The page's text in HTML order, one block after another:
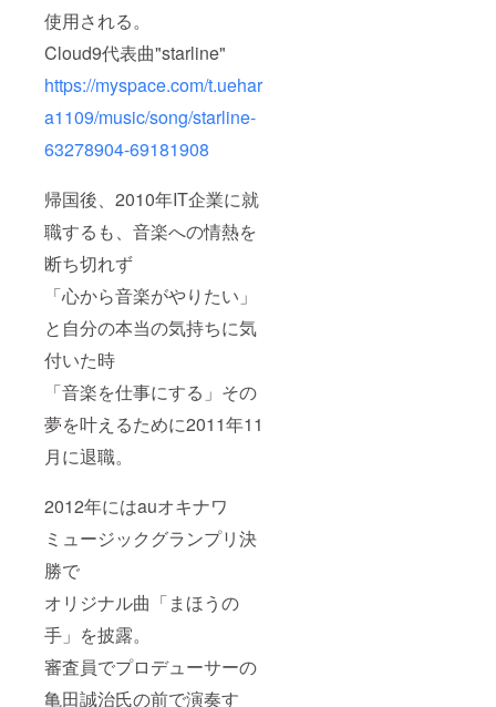
使用される。
Cloud9代表曲"starline"
https://myspace.com/t.uehar
a1109/music/song/starline-
63278904-69181908
帰国後、2010年IT企業に就
職するも、音楽への情熱を
断ち切れず
「心から音楽がやりたい」
と自分の本当の気持ちに気
付いた時
「音楽を仕事にする」その
夢を叶えるために2011年11
月に退職。
2012年にはauオキナワ
ミュージックグランプリ決
勝で
オリジナル曲「まほうの
手」を披露。
審査員でプロデューサーの
亀田誠治氏の前で演奏す